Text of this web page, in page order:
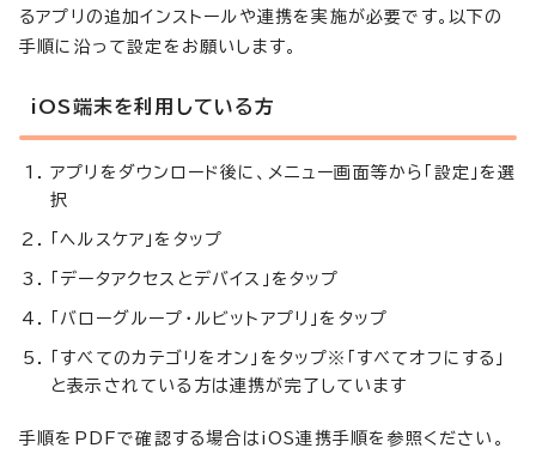
るアプリの追加インストールや連携を実施が必要です。以下の
手順に沿って設定をお願いします。
iOS端末を利用している方
アプリをダウンロード後に、メニュー画面等から「設定」を選
択
「ヘルスケア」をタップ
「データアクセスとデバイス」をタップ
「バローグループ・ルビットアプリ」をタップ
「すべてのカテゴリをオン」をタップ※「すべてオフにする」
と表示されている方は連携が完了しています
手順をPDFで確認する場合はiOS連携手順を参照ください。